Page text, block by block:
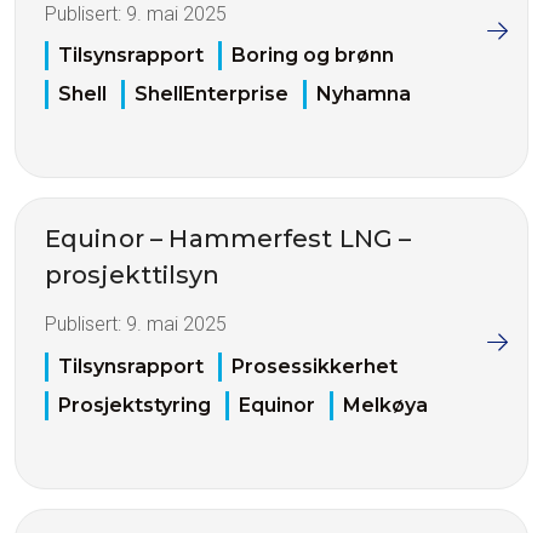
Publisert: 9. mai 2025
Tilsynsrapport
Boring og brønn
Shell
ShellEnterprise Nyhamna
Equinor – Hammerfest LNG –
prosjekttilsyn
Publisert: 9. mai 2025
Tilsynsrapport
Prosessikkerhet
Prosjektstyring
Equinor Melkøya